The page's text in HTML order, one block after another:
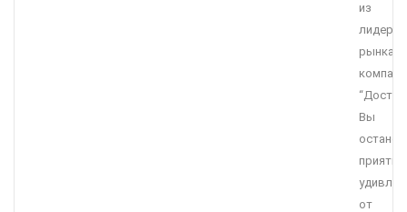
из
лидеров
рынка,
Вы
приятно
от